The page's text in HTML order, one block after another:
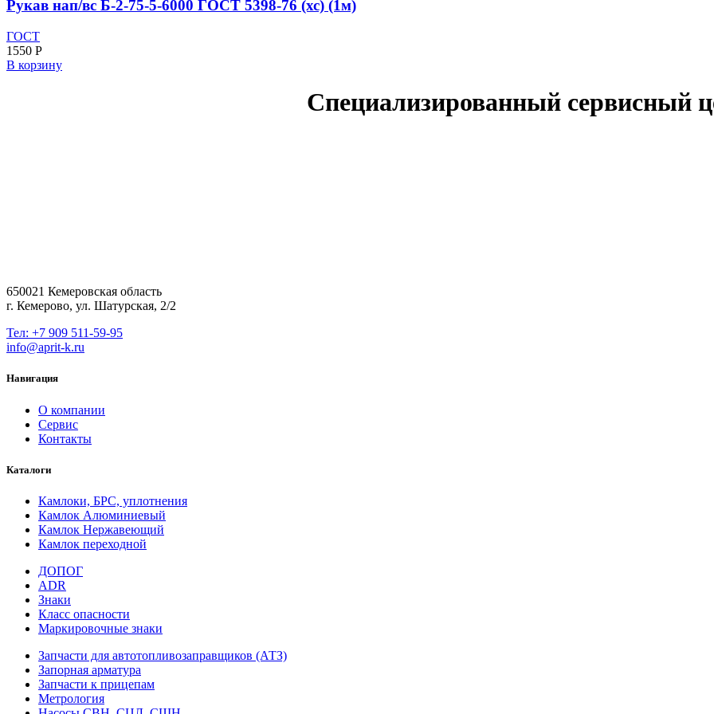
Рукав нап/вс Б-2-75-5-6000 ГОСТ 5398-76 (хс) (1м)
ГОСТ
1550 Р
В корзину
Специализированный сервисный
650021 Кемеровская область
г. Кемерово, ул. Шатурская, 2/2
Тел: +7 909 511-59-95
info@aprit-k.ru
Навигация
О компании
Сервис
Контакты
Каталоги
Камлоки, БРС, уплотнения
Камлок Алюминиевый
Камлок Нержавеющий
Камлок переходной
ДОПОГ
ADR
Знаки
Класс опасности
Маркировочные знаки
Запчасти для автотопливозаправщиков (АТЗ)
Запорная арматура
Запчасти к прицепам
Метрология